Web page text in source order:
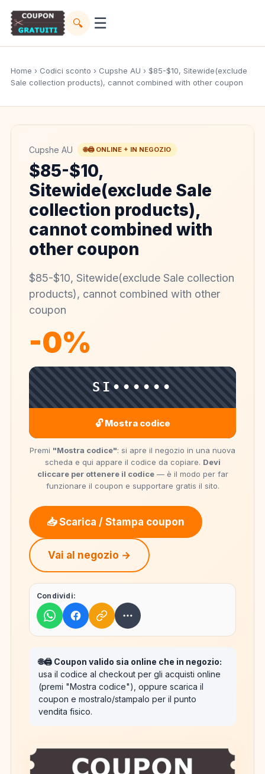
🔍 ☰
Home › Codici sconto › Cupshe AU › $85-$10, Sitewide(exclude
Sale collection products), cannot combined with other coupon
Cupshe AU 🌐🖨️ ONLINE + IN NEGOZIO
$85-$10,
Sitewide(exclude Sale
collection products),
cannot combined with
other coupon
$85-$10, Sitewide(exclude Sale collection
products), cannot combined with other
coupon
-0%
SI••••••
🔓 Mostra codice
Premi "Mostra codice": si apre il negozio in una nuova
scheda e qui appare il codice da copiare. Devi
cliccare per ottenere il codice— è il modo per far
funzionare il coupon e supportare gratis il sito.
📥 Scarica / Stampa coupon
Vai al negozio →
Condividi:
🌐🖨️ Coupon valido sia online che in negozio:
usa il codice al checkout per gli acquisti online
(premi "Mostra codice"), oppure scarica il
coupon e mostralo/stampalo per il punto
vendita fisico.